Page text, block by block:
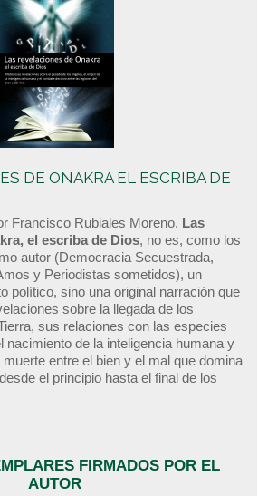
DE ONAKRA EL ESCRIBA DE
Francisco Rubiales Moreno, Las
el escriba de Dios, no es, como los
autor (Democracia Secuestrada,
y Periodistas sometidos), un
político, sino una original narración que
sobre la llegada de los
sus relaciones con las especies
nacimiento de la inteligencia humana y
entre el bien y el mal que domina
el principio hasta el final de los
FIRMADOS POR EL
AUTOR